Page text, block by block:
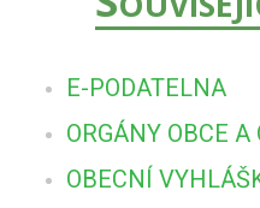
E-PODATELNA
ORGÁNY OBCE A
OBECNÍ